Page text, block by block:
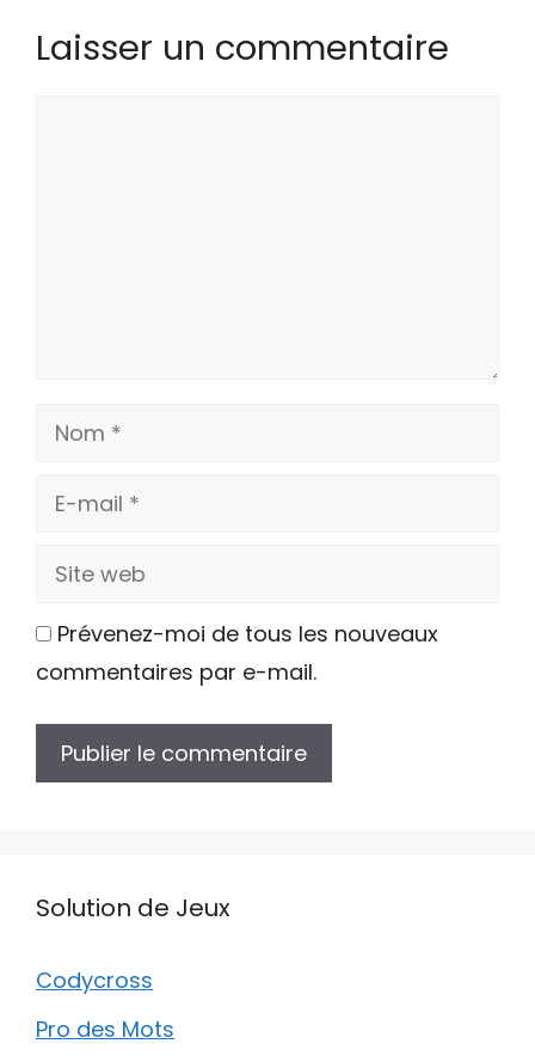
Laisser un commentaire
Nom
E-
Site
Prévenez-moi de tous les nouveaux
commentaires par e-mail.
Solution de Jeux
Codycross
Pro des Mots